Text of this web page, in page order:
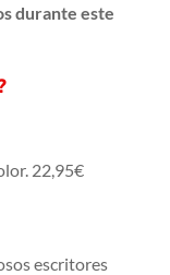
durante este
22,95€
escritores